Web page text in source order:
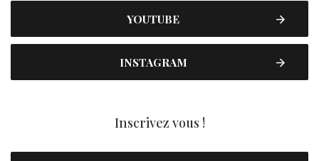
YOUTUBE
INSTAGRAM
Inscrivez vous !